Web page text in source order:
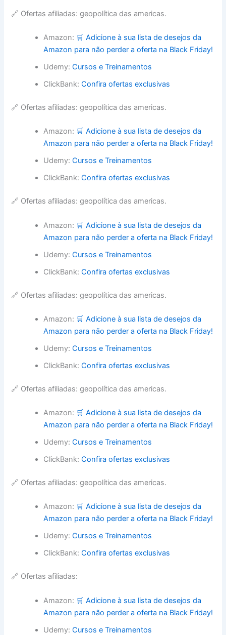
🔗 Ofertas afiliadas: geopolítica das americas.
Amazon: 🛒 Adicione à sua lista de desejos da
Amazon para não perder a oferta na Black Friday!
Udemy:Cursos e Treinamentos
ClickBank:Confira ofertas exclusivas
🔗 Ofertas afiliadas: geopolítica das americas.
Amazon: 🛒 Adicione à sua lista de desejos da
Amazon para não perder a oferta na Black Friday!
Udemy:Cursos e Treinamentos
ClickBank:Confira ofertas exclusivas
🔗 Ofertas afiliadas: geopolítica das americas.
Amazon: 🛒 Adicione à sua lista de desejos da
Amazon para não perder a oferta na Black Friday!
Udemy:Cursos e Treinamentos
ClickBank:Confira ofertas exclusivas
🔗 Ofertas afiliadas: geopolítica das americas.
Amazon: 🛒 Adicione à sua lista de desejos da
Amazon para não perder a oferta na Black Friday!
Udemy:Cursos e Treinamentos
ClickBank:Confira ofertas exclusivas
🔗 Ofertas afiliadas: geopolítica das americas.
Amazon: 🛒 Adicione à sua lista de desejos da
Amazon para não perder a oferta na Black Friday!
Udemy:Cursos e Treinamentos
ClickBank:Confira ofertas exclusivas
🔗 Ofertas afiliadas: geopolítica das americas.
Amazon: 🛒 Adicione à sua lista de desejos da
Amazon para não perder a oferta na Black Friday!
Udemy:Cursos e Treinamentos
ClickBank:Confira ofertas exclusivas
🔗 Ofertas afiliadas:
Amazon: 🛒 Adicione à sua lista de desejos da
Amazon para não perder a oferta na Black Friday!
Udemy:Cursos e Treinamentos